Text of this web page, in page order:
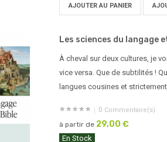
AJOUTER AU PANIER
Les sciences du langage
À cheval sur deux cultures, je
vice versa. Que de subtilités !
langues cousines et
0 Commentaire(s)
à partir de 29,00 €
En Stock